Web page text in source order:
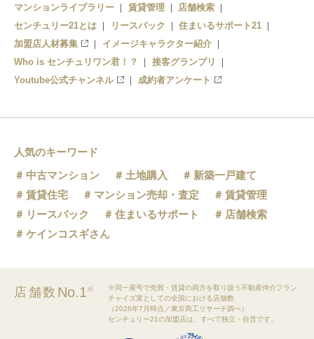
マンションライブラリー
賃貸管理
店舗検索
センチュリー21とは
リースバック
住まいるサポート21
加盟店人材募集
イメージキャラクター紹介
Who is センチュリワン君！？
接客グランプリ
Youtube公式チャンネル
成約者アンケート
人気のキーワード
中古マンション
土地購入
新築一戸建て
賃貸住宅
マンション売却・査定
賃貸管理
リースバック
住まいるサポート
店舗検索
ケインコスギさん
店舗数 No.1※
※同一屋号で売買・賃貸の両方を取り扱う不動産仲介フラン
チャイズ業としての全国における店舗数
（2026年7月時点／東京商工リサーチ調べ）
センチュリー21の加盟店は、すべて独立・自営です。